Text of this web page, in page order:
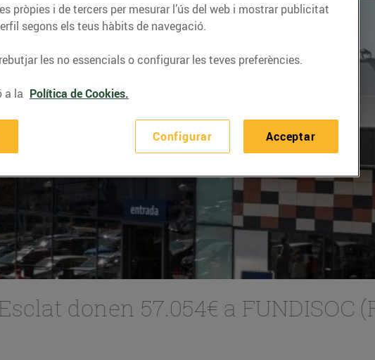
donen 57.054€ a FUNDISOC
pròpies i de tercers per mesurar l’ús del web i mostrar publicitat
segons els teus hàbits de navegació.
les no essencials o configurar les teves preferències.
a la Política de Cookies.
Configurar Acceptar